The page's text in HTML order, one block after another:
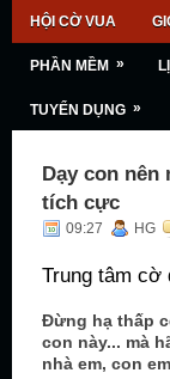
HỘI CỜ VUA
PHẦN MỀM »
TUYỂN DỤNG »
Dạy con
tích cực
09:27 HG
Trung tâm cờ
Đừng hạ thấp
con này... mà
nhà em, con